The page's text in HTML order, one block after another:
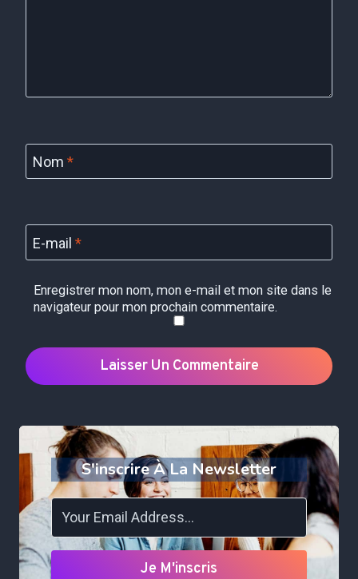
Nom *
E-mail *
Enregistrer mon nom, mon e-mail et mon site dans le
navigateur pour mon prochain commentaire.
S'inscrire À La Newsletter
Je M'inscris